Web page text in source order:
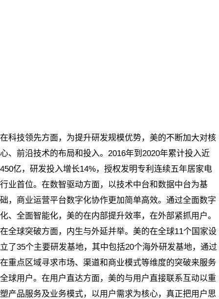
在科技领先方面，为提升研发规模优势，美的不断加大对核
心、前沿技术的布局和投入。2016年到2020年累计投入近
450亿，研发投入增长14%，授权发明专利连续五年居家电
行业首位。在数智驱动方面，以技术中台和数据中台为基
础，商业运营平台数字化协作更加简单高效。通过全面数字
化、全面智能化，美的在内部提升效率，在外部紧抓用户。
在全球突破方面，内生与外延并举。美的在全球11个国家设
立了35个主要研发基地，其中包括20个海外研发基地，通过
在重点区域寻求市场、渠道和商业模式等维度的突破来服务
全球用户。在用户直达方面，美的与用户直接联系互动以重
塑产品服务及业务模式，以用户需求为核心，真正把用户思